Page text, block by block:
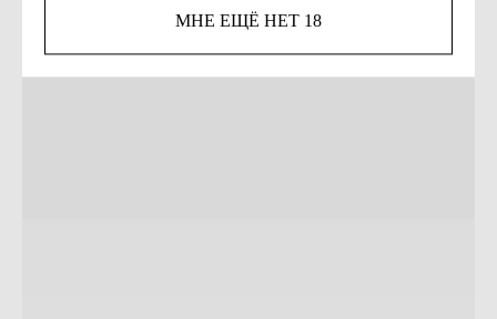
МНЕ ЕЩЁ НЕТ 18